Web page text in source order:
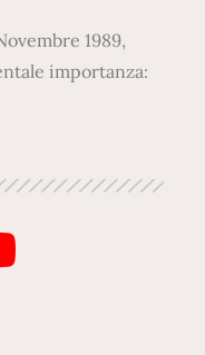
1989,
importanza: